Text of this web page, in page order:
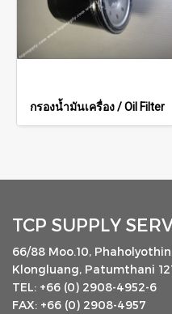
กรองน้ำมันเครื่อง / Oil Filter
TCP SUPPLY
66/88 Moo.10,
Klongluang, Patumthani
TEL: +66 (0) 2908-4952-6
FAX: +66 (0) 2908-4957